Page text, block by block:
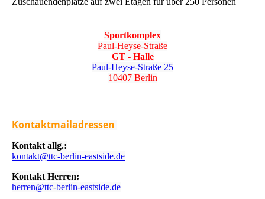
Sportkomplex
Paul-Heyse-Straße
GT - Halle
Paul-Heyse-Straße 25
10407 Berlin
Kontaktmailadressen
Kontakt allg.:
kontakt@ttc-berlin-eastside.de
Kontakt Herren:
herren@ttc-berlin-eastside.de